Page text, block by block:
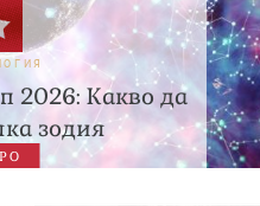
2026: Какво да
зодия